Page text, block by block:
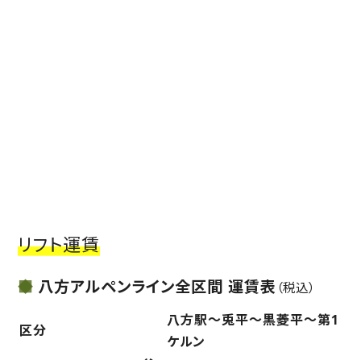
リフト運賃
八方アルペンライン全区間 運賃表 （税込）
区分
八方駅〜兎平〜黒菱平〜第1
ケルン